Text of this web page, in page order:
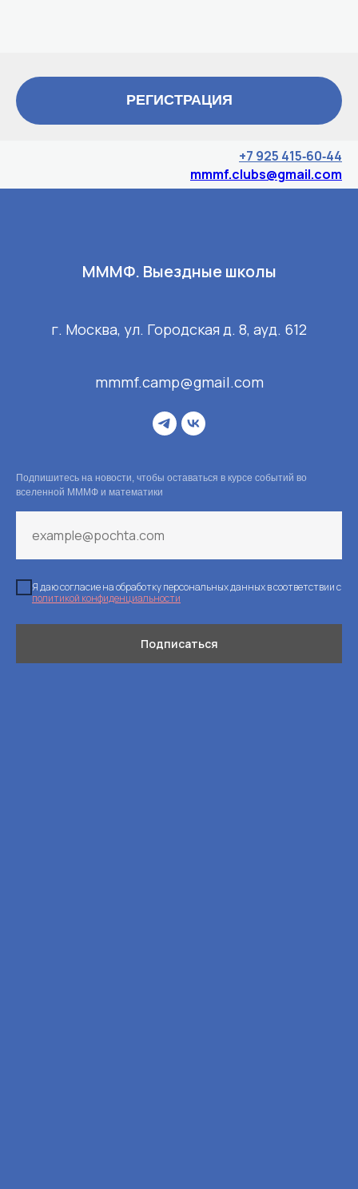
РЕГИСТРАЦИЯ
+7 925 415‑60‑44‬
mmmf.clubs@gmail.com
МММФ. Выездные школы
г. Москва, ул. Городская д. 8, ауд. 612
mmmf.camp@gmail.com
Подпишитесь на новости, чтобы оставаться в курсе событий во
вселенной МММФ и математики
Я даю согласие на обработку персональных данных в соответствии с
политикой конфиденциальности
Подписаться